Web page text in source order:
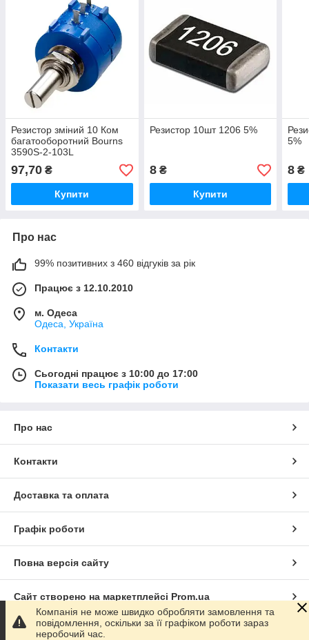
Резистор зміний 10 Ком
багатооборотний Bourns
3590S-2-103L
97,70 ₴
Купити
Резистор 10шт 1206 5%
8₴
Купити
5%
8 ₴
Про нас
99% позитивних з 460 відгуків за рік
Працює з 12.10.2010
м. Одеса
Одеса, Україна
Контакти
Сьогодні працює з 10:00 до 17:00
Показати весь графік роботи
Про нас
Контакти
Доставка та оплата
Графік роботи
Повна версія сайту
Сайт створено на маркетплейсі Prom.ua
Політика конфіденційності
Компанія не може швидко обробляти замовлення та
повідомлення, оскільки за її графіком роботи зараз
неробочий час.